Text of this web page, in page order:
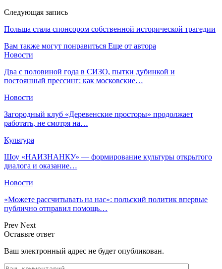
Следующая запись
Польша стала спонсором собственной исторической трагедии
Вам также могут понравиться Еще от автора
Новости
Два с половиной года в СИЗО, пытки дубинкой и
постоянный прессинг: как московские…
Новости
Загородный клуб «Деревенские просторы» продолжает
работать, не смотря на…
Культура
Шоу «НАИЗНАНКУ» — формирование культуры открытого
диалога и оказание…
Новости
«Можете рассчитывать на нас»: польский политик впервые
публично отправил помощь…
Prev Next
Оставьте ответ
Ваш электронный адрес не будет опубликован.